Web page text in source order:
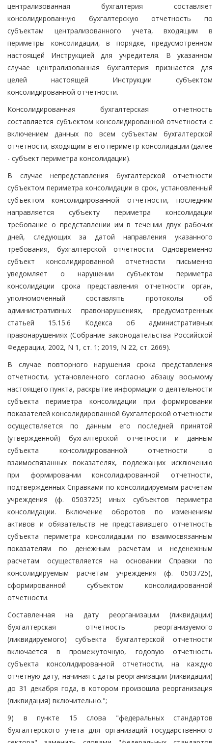
централизованная бухгалтерия составляет
консолидированную бухгалтерскую отчетность по
субъектам централизованного учета, входящим в
периметры консолидации, в порядке, предусмотренном
настоящей Инструкцией для учредителя. В указанном
случае централизованная бухгалтерия признается для
целей настоящей Инструкции субъектом
консолидированной отчетности.
Консолидированная бухгалтерская отчетность
составляется субъектом консолидированной отчетности с
включением данных по всем субъектам бухгалтерской
отчетности, входящим в его периметр консолидации (далее
- субъект периметра консолидации).
В случае непредставления бухгалтерской отчетности
субъектом периметра консолидации в срок, установленный
субъектом консолидированной отчетности, последним
направляется субъекту периметра консолидации
требование о представлении им в течении двух рабочих
дней, следующих за датой направления указанного
требования, бухгалтерской отчетности. Одновременно
субъект консолидированной отчетности письменно
уведомляет о нарушении субъектом периметра
консолидации срока представления отчетности орган,
уполномоченный составлять протоколы об
административных правонарушениях, предусмотренных
статьей 15.15.6 Кодекса об административных
правонарушениях (Собрание законодательства Российской
Федерации, 2002, N 1, ст. 1; 2019, N 22, ст. 2669).
В случае повторного нарушения срока представления
отчетности, установленного согласно абзацу восьмому
настоящего пункта, раскрытие информации о деятельности
субъекта периметра консолидации при формировании
показателей консолидированной бухгалтерской отчетности
осуществляется по данным его последней принятой
(утвержденной) бухгалтерской отчетности и данным
субъекта консолидированной отчетности о
взаимосвязанных показателях, подлежащих исключению
при формировании консолидированной отчетности,
подтвержденных Справками по консолидируемым расчетам
учреждения (ф. 0503725) иных субъектов периметра
консолидации. Включение оборотов по изменениям
активов и обязательств не представившего отчетность
субъекта периметра консолидации по взаимосвязанным
показателям по денежным расчетам и неденежным
расчетам осуществляется на основании Справки по
консолидируемым расчетам учреждения (ф. 0503725),
сформированной субъектом консолидированной
отчетности.
Составленная на дату реорганизации (ликвидации)
бухгалтерская отчетность реорганизуемого
(ликвидируемого) субъекта бухгалтерской отчетности
включается в промежуточную, годовую отчетность
субъекта консолидированной отчетности, на каждую
отчетную дату, начиная с даты реорганизации (ликвидации)
до 31 декабря года, в котором произошла реорганизация
(ликвидация) включительно.";
9) в пункте 15 слова "федеральных стандартов
бухгалтерского учета для организаций государственного